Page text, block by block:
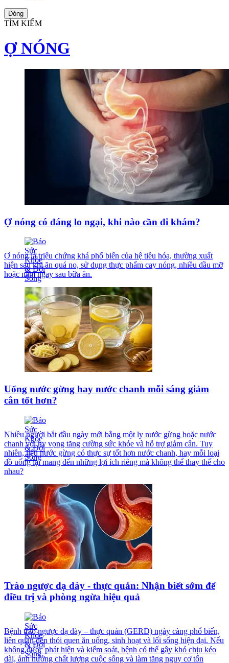
Đóng
TÌM KIẾM
Ợ NÓNG
Ợ nóng có đáng lo ngại, khi nào cần đi khám?
Ợ nóng là triệu chứng khá phổ biến của hệ tiêu hóa, thường xuất
hiện sau khi ăn quá no, sử dụng thực phẩm cay nóng, nhiều dầu mỡ
hoặc nằm ngay sau bữa ăn.
Uống nước gừng hay nước chanh mỗi sáng giảm
cân tốt hơn?
Nhiều người bắt đầu ngày mới bằng một ly nước gừng hoặc nước
chanh với hy vọng tăng cường sức khỏe và hỗ trợ giảm cân. Tuy
nhiên, liệu nước gừng có thực sự tốt hơn nước chanh, hay mỗi loại
đồ uống lại mang đến những lợi ích riêng mà không thể thay thế cho
nhau?
Trào ngược dạ dày - thực quản: Nhận biết sớm để
điều trị và phòng ngừa hiệu quả
Bệnh trào ngược dạ dày – thực quản (GERD) ngày càng phổ biến,
liên quan đến thói quen ăn uống, sinh hoạt và lối sống hiện đại. Nếu
không được phát hiện và kiểm soát, bệnh có thể gây khó chịu kéo
dài, ảnh hưởng chất lượng cuộc sống và làm tăng nguy cơ tổn